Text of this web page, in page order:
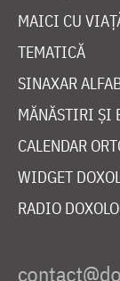
MAICI CU
TEMATICĂ
SINAXAR
MĂNĂSTIRI ȘI
CALENDAR
WIDGET
RADIO